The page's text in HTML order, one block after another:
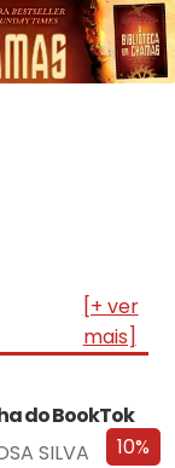
[+ ver
mais]
10%
do BookTok
SILVA